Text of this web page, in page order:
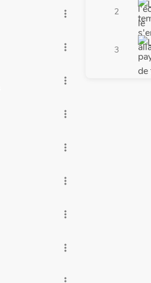
more_vert
more_vert
more_vert
more_vert
more_vert
more_vert
more_vert
more_vert
2
3